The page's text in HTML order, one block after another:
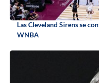
Las Cleveland Sirens se
WNBA